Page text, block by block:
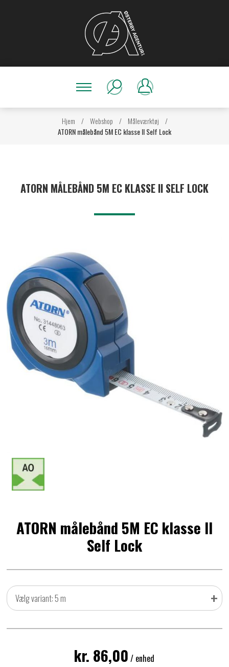
Hjem / Webshop / Måleværktøj
/
ATORN målebånd 5M EC klasse II Self Lock
ATORN MÅLEBÅND 5M EC KLASSE II SELF LOCK
ATORN målebånd 5M EC klasse II
Self Lock
Vælg variant: 5 m +
kr. 86,00 / enhed